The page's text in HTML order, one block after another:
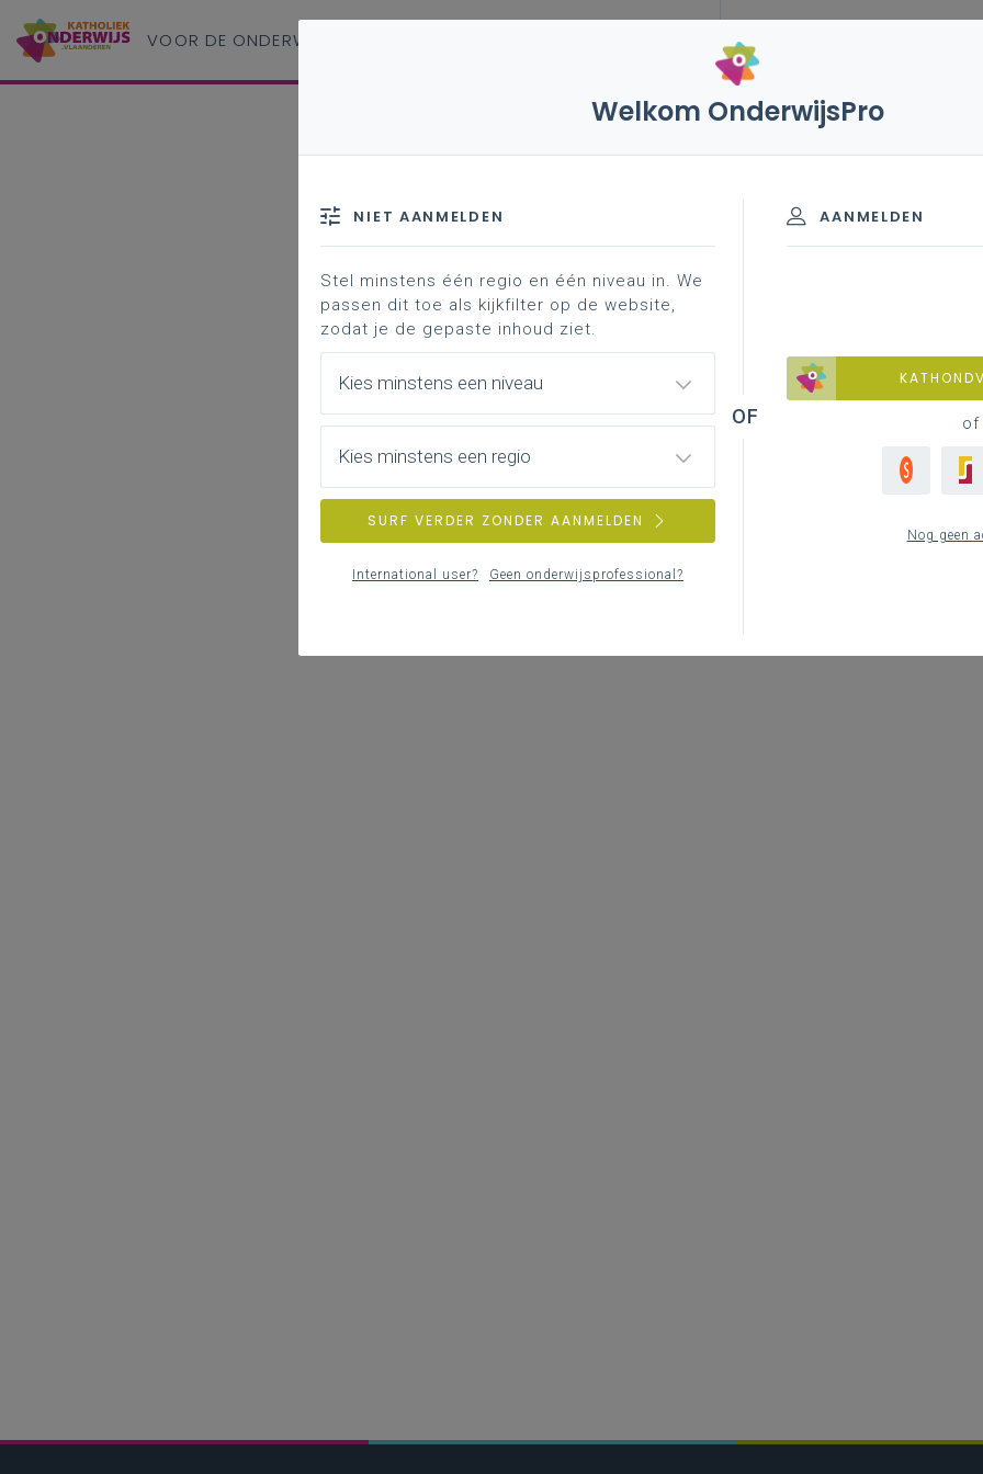
VOOR DE ONDERWIJS
Welkom OnderwijsPro
AANMELDEN
of
Nog geen
NIET AANMELDEN
Stel minstens één regio en één niveau in. We
passen dit toe als kijkfilter op de website,
zodat je de gepaste inhoud ziet.
Kies minstens een niveau
Kies minstens een regio
SURF VERDER ZONDER AANMELDEN
International user? Geen onderwijsprofessional?